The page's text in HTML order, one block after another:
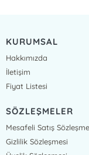
KURUMSAL
Hakkımızda
İletişim
Fiyat Listesi
SÖZLEŞMELER
Mesafeli Satış
Gizlilik Sözleşmesi